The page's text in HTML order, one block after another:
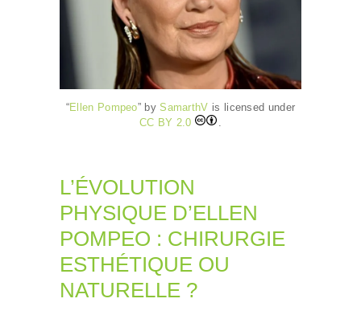
“Ellen Pompeo” bySamarthV is licensed under
CC BY 2.0
.
L’ÉVOLUTION
PHYSIQUE D’ELLEN
POMPEO : CHIRURGIE
ESTHÉTIQUE OU
NATURELLE ?